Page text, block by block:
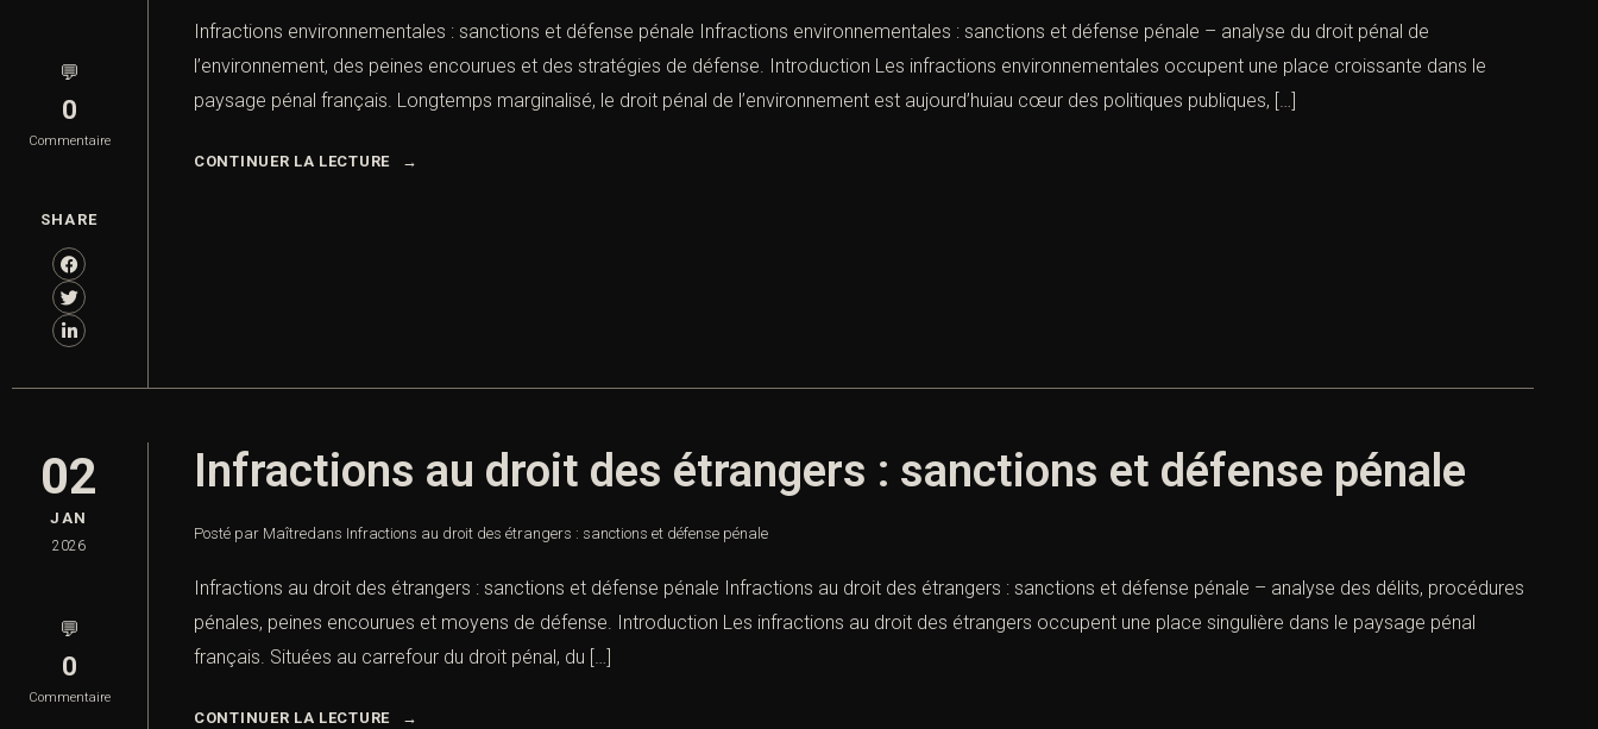
💬
0
Commentaire
SHARE
Infractions environnementales : sanctions et défense pénale Infractions environnementales : sanctions et défense pénale – analyse du droit pénal de
l’environnement, des peines encourues et des stratégies de défense. Introduction Les infractions environnementales occupent une place croissante dans le
paysage pénal français. Longtemps marginalisé, le droit pénal de l’environnement est aujourd’huiau cœur des politiques publiques, […]
CONTINUER LA LECTURE
02
JAN
2026
💬
0
Commentaire
Infractions au droit des étrangers : sanctions et défense pénale
Posté par Maîtredans Infractions au droit des étrangers : sanctions et défense pénale
Infractions au droit des étrangers : sanctions et défense pénale Infractions au droit des étrangers : sanctions et défense pénale – analyse des délits, procédures
pénales, peines encourues et moyens de défense. Introduction Les infractions au droit des étrangers occupent une place singulière dans le paysage pénal
français. Situées au carrefour du droit pénal, du […]
CONTINUER LA LECTURE